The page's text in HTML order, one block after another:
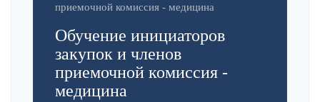
приемочной комиссия - медицина
Обучение инициаторов
закупок и членов
приемочной комиссия -
медицина